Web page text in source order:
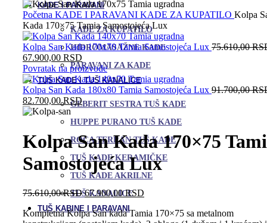
KADE I PARAVANI
KADE ZA KUPATILO
HIDROMASAŽNE KADE
PARAVANI ZA KADE
TUŠ KADE I TUŠ KANALICE
GEBERIT SESTRA TUŠ KADE
HUPPE PURANO TUŠ KADE
ROCA TERRAN TUŠ KADE
TUŠ KADE KERAMIČKE
TUŠ KADE AKRILNE
TUŠ KANALICE
TUŠ KABINE I PARAVANI
Početna KADE I PARAVANI KADE ZA KUPATILO Kolpa
Kada 170×75 Tamia Samostojeća Lux
Kolpa San Kada 170x70 Tamia Samostojeća Lux 75.610,00
67.900,00 RSD
cena
je:
67.900,00 RSD.
Povratak na proizvode
Kolpa San Kada 180x80 Tamia Samostojeća Lux 91.700,00
82.700,00RSDTrenutna
cena
je:
Kolpa San Kada 170×75
Samostojeća Lux
75.610,00RSDOriginalna
cena
je
67.900,00RSD
je:
Kompletna Kolpa San kada Tamia 170×75 sa metalnom